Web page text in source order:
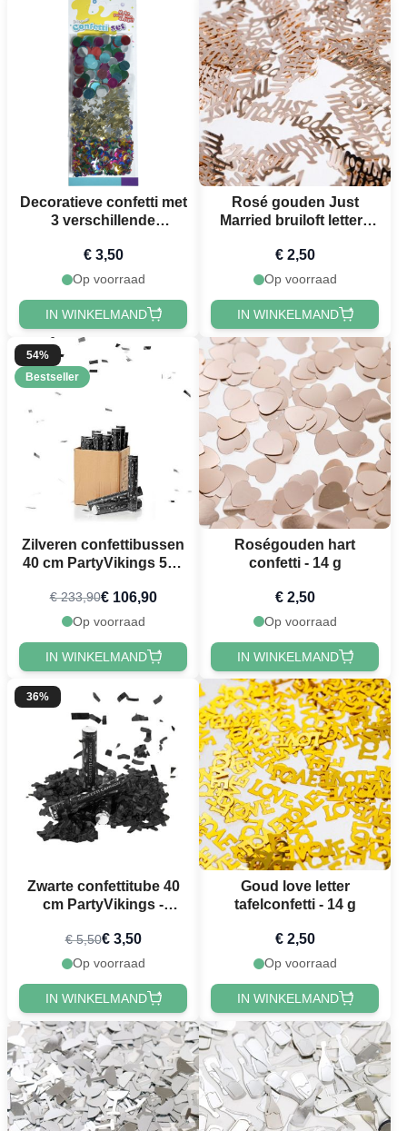
Decoratieve confetti met
3 verschillende
€ 3,50
Op voorraad
IN WINKELMAND
Rosé gouden Just
Married bruiloft letters
€ 2,50
Op voorraad
IN WINKELMAND
54%
Bestseller
Zilveren confettibussen
40 cm PartyVikings 50x
€ 233,90€ 106,90
Op voorraad
IN WINKELMAND
Roségouden hart
confetti - 14 g
€ 2,50
Op voorraad
IN WINKELMAND
36%
Zwarte confettitube 40
cm PartyVikings -
€ 5,50€ 3,50
Op voorraad
IN WINKELMAND
Goud love letter
tafelconfetti - 14 g
€ 2,50
Op voorraad
IN WINKELMAND